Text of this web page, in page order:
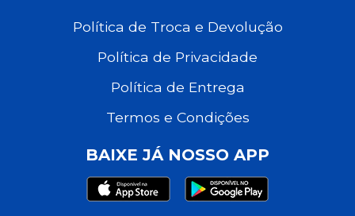
Política de Troca e Devolução
Política de Privacidade
Política de Entrega
Termos e Condições
BAIXE JÁ NOSSO APP